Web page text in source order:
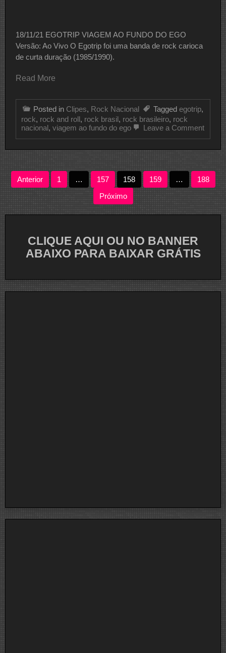
18/11/21 EGOTRIP VIAGEM AO FUNDO DO EGO
Versão: Ao Vivo O Egotrip foi uma banda de rock carioca
de curta duração (1985/1990).
Read More
Posted in Clipes, Rock Nacional Tagged egotrip,
rock, rock and roll, rock brasil, rock brasileiro, rock
nacional, viagem ao fundo do ego Leave a Commenton
Paginação
de
Anterior 1 … 157 158 159 …
188
Próximo
CLIQUE AQUI OU NO BANNER
ABAIXO PARA BAIXAR GRÁTIS